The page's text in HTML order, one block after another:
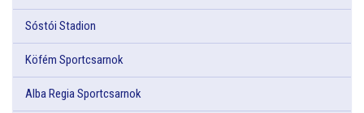
Sóstói Stadion
Köfém Sportcsarnok
Alba Regia Sportcsarnok